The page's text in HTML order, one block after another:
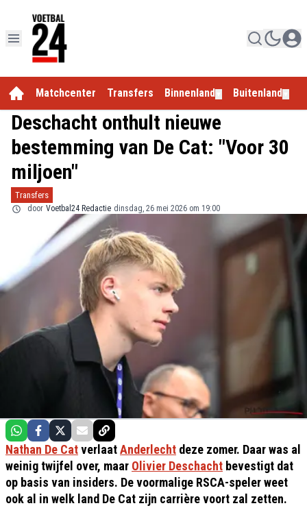
Matchcenter Transfers Binnenland Buitenland
Deschacht onthult nieuwe
bestemming van De Cat: "Voor 30
miljoen"
Transfers
door Voetbal24 Redactie dinsdag, 26 mei 2026 om 19:00
Nathan De CatverlaatAnderlecht deze zomer. Daar was al
weinig twijfel over, maar Olivier Deschacht bevestigt dat
op basis van insiders. De voormalige RSCA-speler weet
ook al in welk land De Cat zijn carrière voort zal zetten.